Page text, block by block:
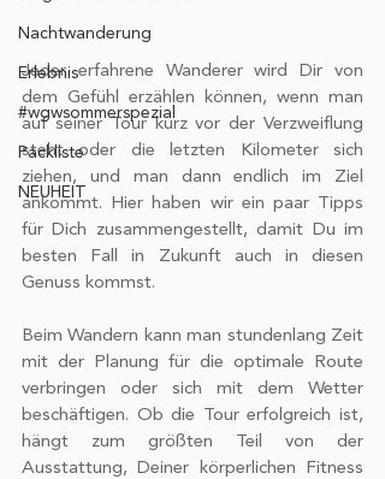
Nachtwanderung
Erlebnis
#wgwsommerspezial
Packliste
NEUHEIT
Jeder erfahrene Wanderer wird Dir von
dem Gefühl erzählen können, wenn man
auf seiner Tour kurz vor der Verzweiflung
steht oder die letzten Kilometer sich
ziehen, und man dann endlich im Ziel
ankommt. Hier haben wir ein paar Tipps
für Dich zusammengestellt, damit Du im
besten Fall in Zukunft auch in diesen
Genuss kommst.
Beim Wandern kann man stundenlang Zeit
mit der Planung für die optimale Route
verbringen oder sich mit dem Wetter
beschäftigen. Ob die Tour erfolgreich ist,
hängt zum größten Teil von der
Ausstattung, Deiner körperlichen Fitness